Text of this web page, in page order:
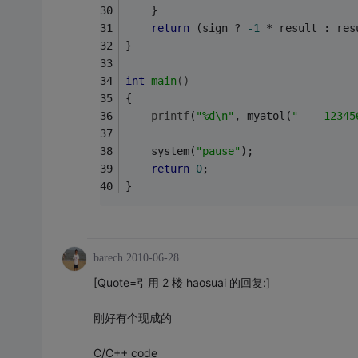
    }
return (sign ? -1 * result :
}
int main()
{
printf ( "%d\n" , myatol( " -
    system(
"pause" );
return 0;
}
barech 2010-06-28
[Quote=引用 2 楼 haosuai 的回复:]
刚好有个现成的
C/C++ code